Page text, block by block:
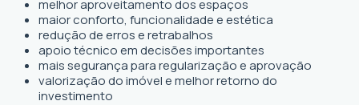
melhor aproveitamento dos espaços
maior conforto, funcionalidade e estética
redução de erros e retrabalhos
apoio técnico em decisões importantes
mais segurança para regularização e aprovação
valorização do imóvel e melhor retorno do
investimento